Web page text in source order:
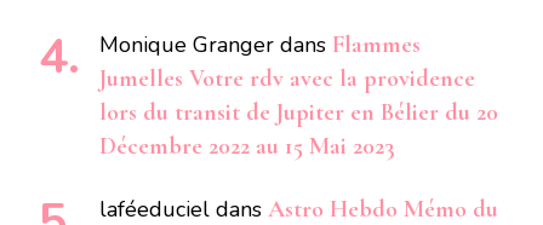
Monique Granger dans Flammes
Jumelles Votre rdv avec la providence
lors du transit de Jupiter en Bélier du 20
Décembre 2022 au 15 Mai 2023
laféeduciel dans Astro Hebdo Mémo du